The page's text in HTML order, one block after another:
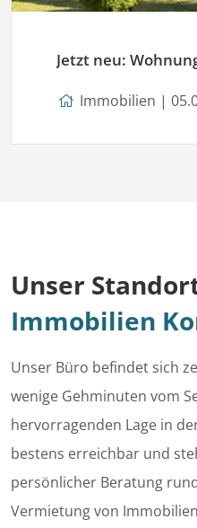
Immobilien |
Unser
Immobilien
Unser Büro befindet sich
wenige Gehminuten vom
hervorragenden Lage in
bestens erreichbar und
persönlicher Beratung
Vermietung von